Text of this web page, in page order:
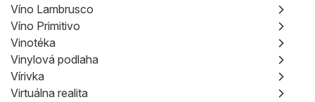
Víno Lambrusco
Víno Primitivo
Vinotéka
Vinylová podlaha
Vírivka
Virtuálna realita